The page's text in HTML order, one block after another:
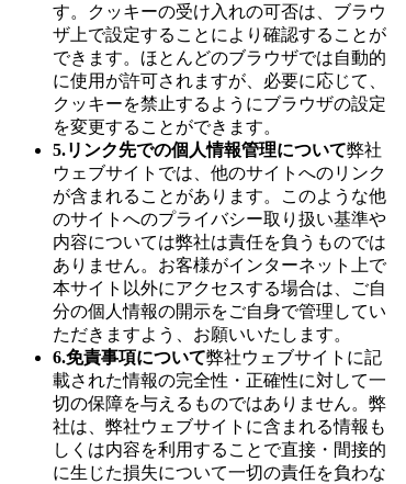
す。クッキーの受け入れの可否は、ブラウ
ザ上で設定することにより確認することが
できます。ほとんどのブラウザでは自動的
に使用が許可されますが、必要に応じて、
クッキーを禁止するようにブラウザの設定
を変更することができます。
5.リンク先での個人情報管理について弊社
ウェブサイトでは、他のサイトへのリンク
が含まれることがあります。このような他
のサイトへのプライバシー取り扱い基準や
内容については弊社は責任を負うものでは
ありません。お客様がインターネット上で
本サイト以外にアクセスする場合は、ご自
分の個人情報の開示をご自身で管理してい
ただきますよう、お願いいたします。
6.免責事項について弊社ウェブサイトに記
載された情報の完全性・正確性に対して一
切の保障を与えるものではありません。弊
社は、弊社ウェブサイトに含まれる情報も
しくは内容を利用することで直接・間接的
に生じた損失について一切の責任を負わな